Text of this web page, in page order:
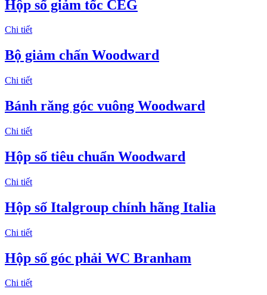
Hộp số giảm tốc CEG
Chi tiết
Bộ giảm chấn Woodward
Chi tiết
Bánh răng góc vuông Woodward
Chi tiết
Hộp số tiêu chuẩn Woodward
Chi tiết
Hộp số Italgroup chính hãng Italia
Chi tiết
Hộp số góc phải WC Branham
Chi tiết